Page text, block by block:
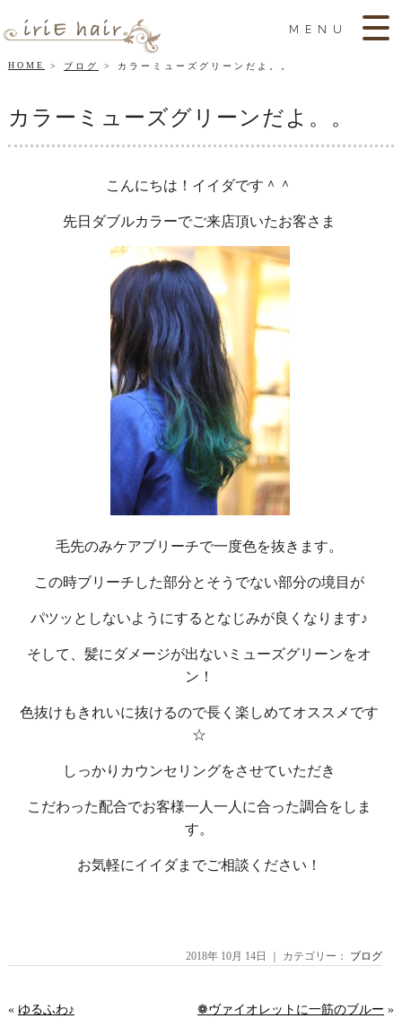
MENU
HOME ブログ カラーミューズグリーンだよ。。
カラーミューズグリーンだよ。。
こんにちは！イイダです＾＾
先日ダブルカラーでご来店頂いたお客さま
毛先のみケアブリーチで一度色を抜きます。
この時ブリーチした部分とそうでない部分の境目が
パツッとしないようにするとなじみが良くなります♪
そして、髪にダメージが出ないミューズグリーンをオ
ン！
色抜けもきれいに抜けるので長く楽しめてオススメです
☆
しっかりカウンセリングをさせていただき
こだわった配合でお客様一人一人に合った調合をしま
す。
お気軽にイイダまでご相談ください！
2018年 10月 14日 ｜ カテゴリー： ブログ
« ゆるふわ♪ ❁ヴァイオレットに一筋のブルー »